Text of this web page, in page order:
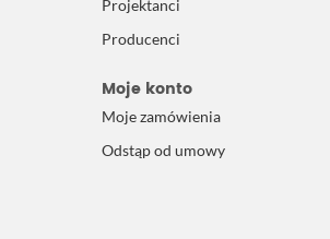
Projektanci
Producenci
Moje konto
Moje zamówienia
Odstąp od umowy